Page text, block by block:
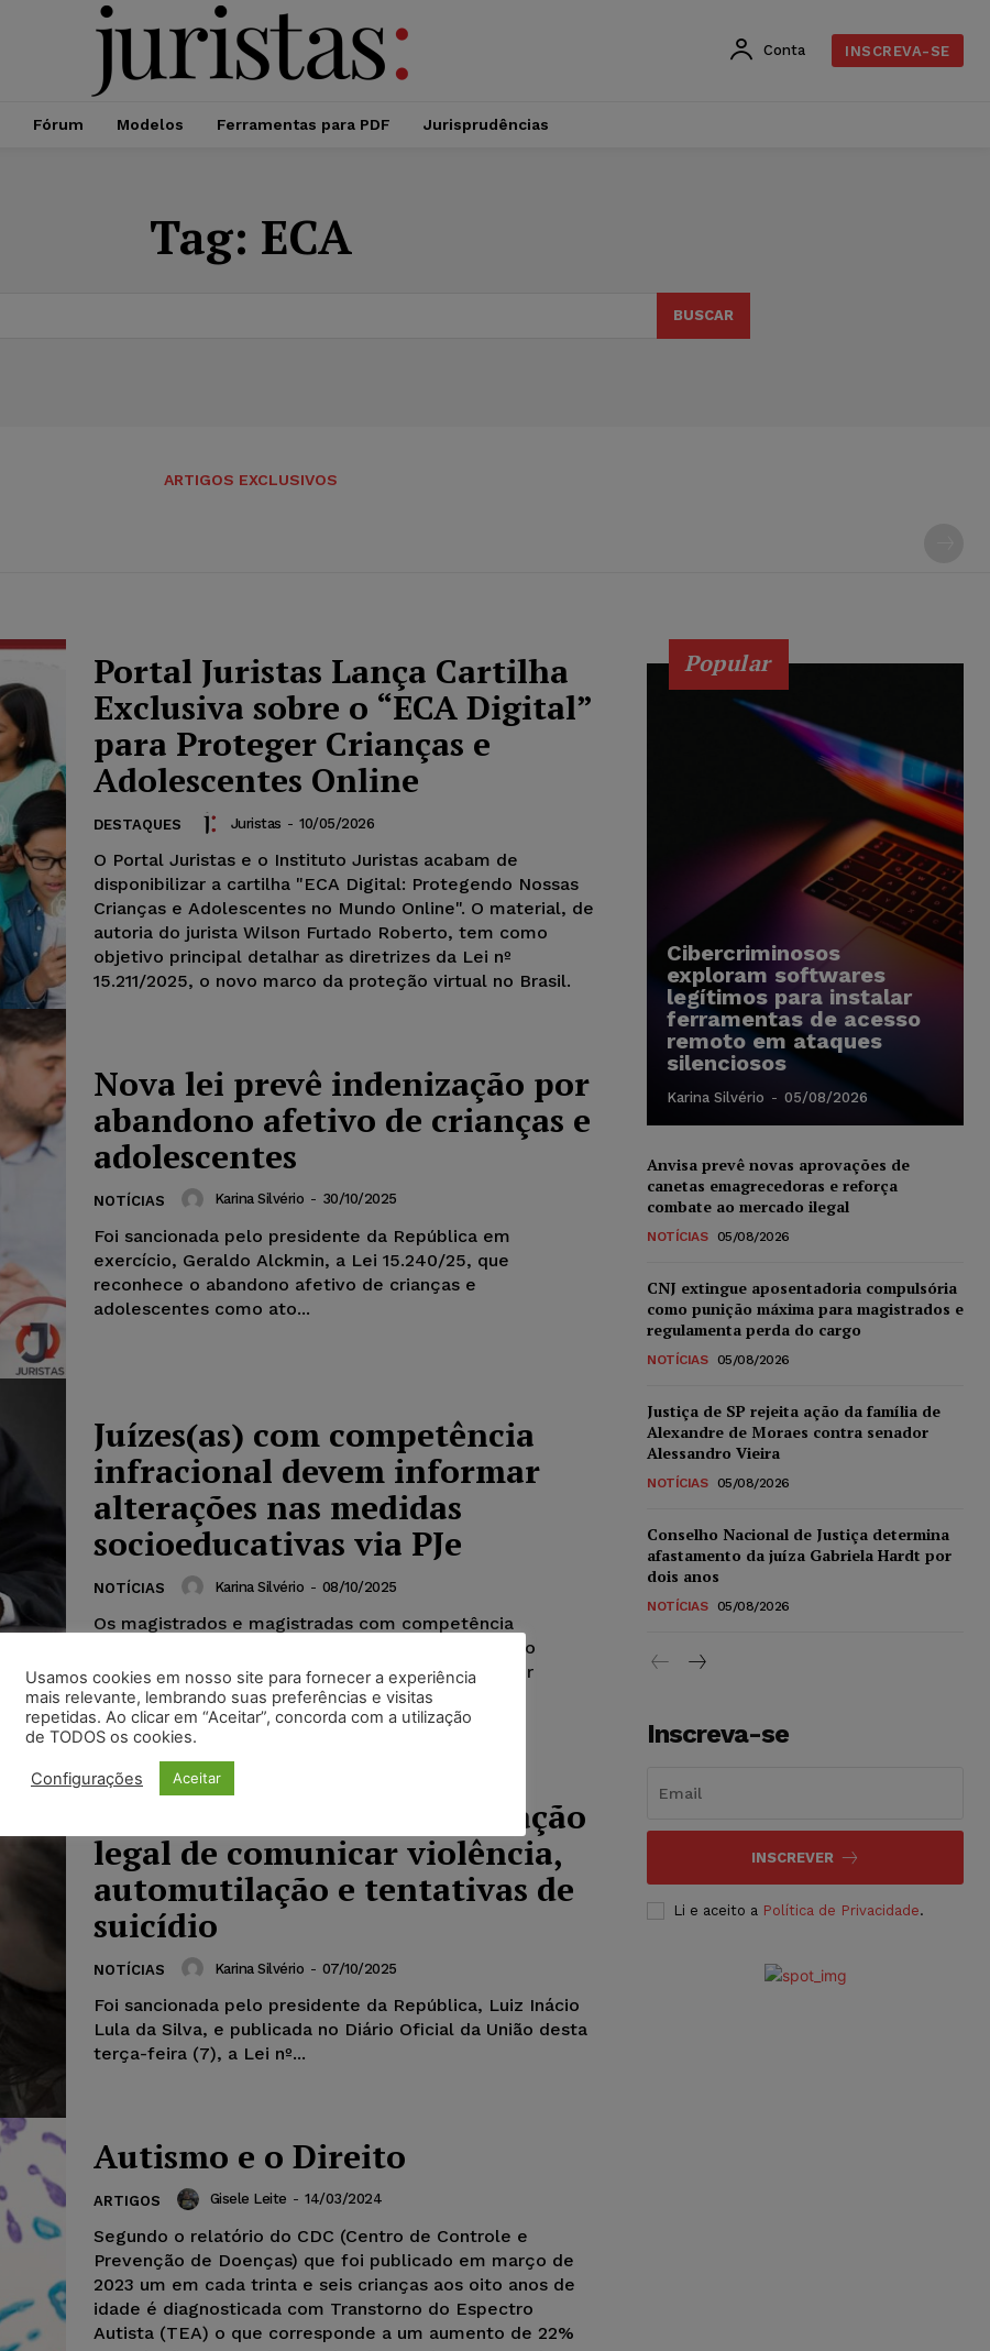
Conta INSCREVA-SE
Fórum Modelos Ferramentas para PDF Jurisprudências
Tag: ECA
BUSCAR
ARTIGOS EXCLUSIVOS
Portal Juristas Lança Cartilha
Exclusiva sobre o “ECA Digital”
para Proteger Crianças e
Adolescentes Online
DESTAQUES Juristas - 10/05/2026
O Portal Juristas e o Instituto Juristas acabam de
disponibilizar a cartilha "ECA Digital: Protegendo Nossas
Crianças e Adolescentes no Mundo Online". O material, de
autoria do jurista Wilson Furtado Roberto, tem como
objetivo principal detalhar as diretrizes da Lei nº
15.211/2025, o novo marco da proteção virtual no Brasil.
Nova lei prevê indenização por
abandono afetivo de crianças e
adolescentes
NOTÍCIAS Karina Silvério - 30/10/2025
Foi sancionada pelo presidente da República em
exercício, Geraldo Alckmin, a Lei 15.240/25, que
reconhece o abandono afetivo de crianças e
adolescentes como ato...
Juízes(as) com competência
infracional devem informar
alterações nas medidas
socioeducativas via PJe
NOTÍCIAS Karina Silvério - 08/10/2025
Os magistrados e magistradas com competência
infracional devem comunicar à Central de Vagas do
sistema socioeducativo, por meio do PJe, qualquer
liberação de adolescentes...
Escolas passam a ter obrigação
legal de comunicar violência,
automutilação e tentativas de
suicídio
NOTÍCIAS Karina Silvério - 07/10/2025
Foi sancionada pelo presidente da República, Luiz Inácio
Lula da Silva, e publicada no Diário Oficial da União desta
terça-feira (7), a Lei nº...
Autismo e o Direito
ARTIGOS Gisele Leite - 14/03/2024
Segundo o relatório do CDC (Centro de Controle e
Prevenção de Doenças) que foi publicado em março de
2023 um em cada trinta e seis crianças aos oito anos de
idade é diagnosticada com Transtorno do Espectro
Autista (TEA) o que corresponde a um aumento de 22%
Popular
Cibercriminosos
exploram softwares
legítimos para instalar
ferramentas de acesso
remoto em ataques
silenciosos
Karina Silvério - 05/08/2026
Anvisa prevê novas aprovações de
canetas emagrecedoras e reforça
combate ao mercado ilegal
NOTÍCIAS 05/08/2026
CNJ extingue aposentadoria compulsória
como punição máxima para magistrados e
regulamenta perda do cargo
NOTÍCIAS 05/08/2026
Justiça de SP rejeita ação da família de
Alexandre de Moraes contra senador
Alessandro Vieira
NOTÍCIAS 05/08/2026
Conselho Nacional de Justiça determina
afastamento da juíza Gabriela Hardt por
dois anos
NOTÍCIAS 05/08/2026
Inscreva-se
INSCREVER
Li e aceito a Política de Privacidade.
Usamos cookies em nosso site para fornecer a experiência
mais relevante, lembrando suas preferências e visitas
repetidas. Ao clicar em “Aceitar”, concorda com a utilização
de TODOS os cookies.
Configurações Aceitar